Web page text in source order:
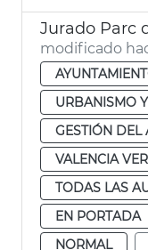
Jurado Parc
modificado
URBANISMO
GESTIÓN DEL
VALENCIA
TODAS LAS
EN PORTADA
NORMAL